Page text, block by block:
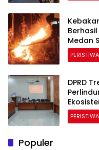
Medan
PERISTIWA
DPRD
PERISTIWA
Populer